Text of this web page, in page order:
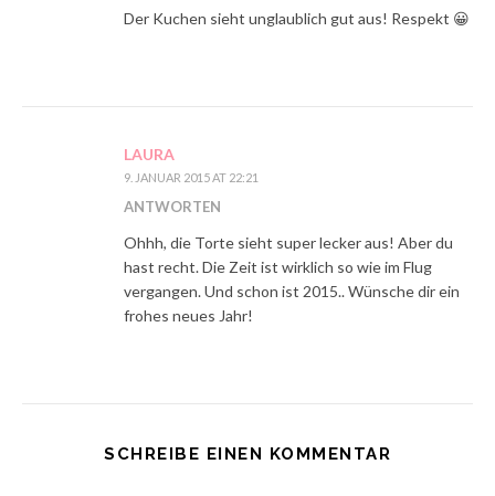
Der Kuchen sieht unglaublich gut aus! Respekt 😀
LAURA
9. JANUAR 2015 AT 22:21
ANTWORTEN
Ohhh, die Torte sieht super lecker aus! Aber du
hast recht. Die Zeit ist wirklich so wie im Flug
vergangen. Und schon ist 2015.. Wünsche dir ein
frohes neues Jahr!
SCHREIBE EINEN KOMMENTAR